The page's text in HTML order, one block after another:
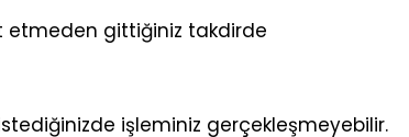
etmeden gittiğiniz takdirde
işleminiz gerçekleşmeyebilir.